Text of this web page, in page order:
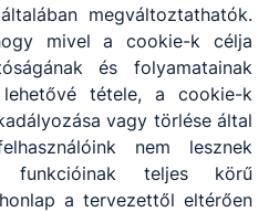
a pedagógusnap a
oktatói és dolgozói
negyven munkatársat
megváltoztathatók.
mivel a cookie-k célja
és folyamatainak
tétele, a cookie-k
vagy törlése által
nem lesznek
funkcióinak teljes körű
a tervezettől eltérően